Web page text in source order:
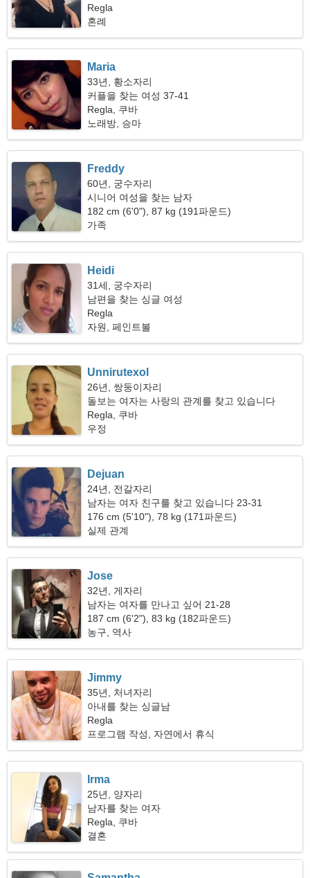
Regla
혼례
Maria
33년, 황소자리
커플을 찾는 여성 37-41
Regla, 쿠바
노래방, 승마
Freddy
60년, 궁수자리
시니어 여성을 찾는 남자
182 cm (6'0"), 87 kg (191파운드)
가족
Heidi
31세, 궁수자리
남편을 찾는 싱글 여성
Regla
자원, 페인트볼
Unnirutexol
26년, 쌍둥이자리
돌보는 여자는 사랑의 관계를 찾고 있습니다
Regla, 쿠바
우정
Dejuan
24년, 전갈자리
남자는 여자 친구를 찾고 있습니다 23-31
176 cm (5'10"), 78 kg (171파운드)
실제 관계
Jose
32년, 게자리
남자는 여자를 만나고 싶어 21-28
187 cm (6'2"), 83 kg (182파운드)
농구, 역사
Jimmy
35년, 처녀자리
아내를 찾는 싱글남
Regla
프로그램 작성, 자연에서 휴식
Irma
25년, 양자리
남자를 찾는 여자
Regla, 쿠바
결혼